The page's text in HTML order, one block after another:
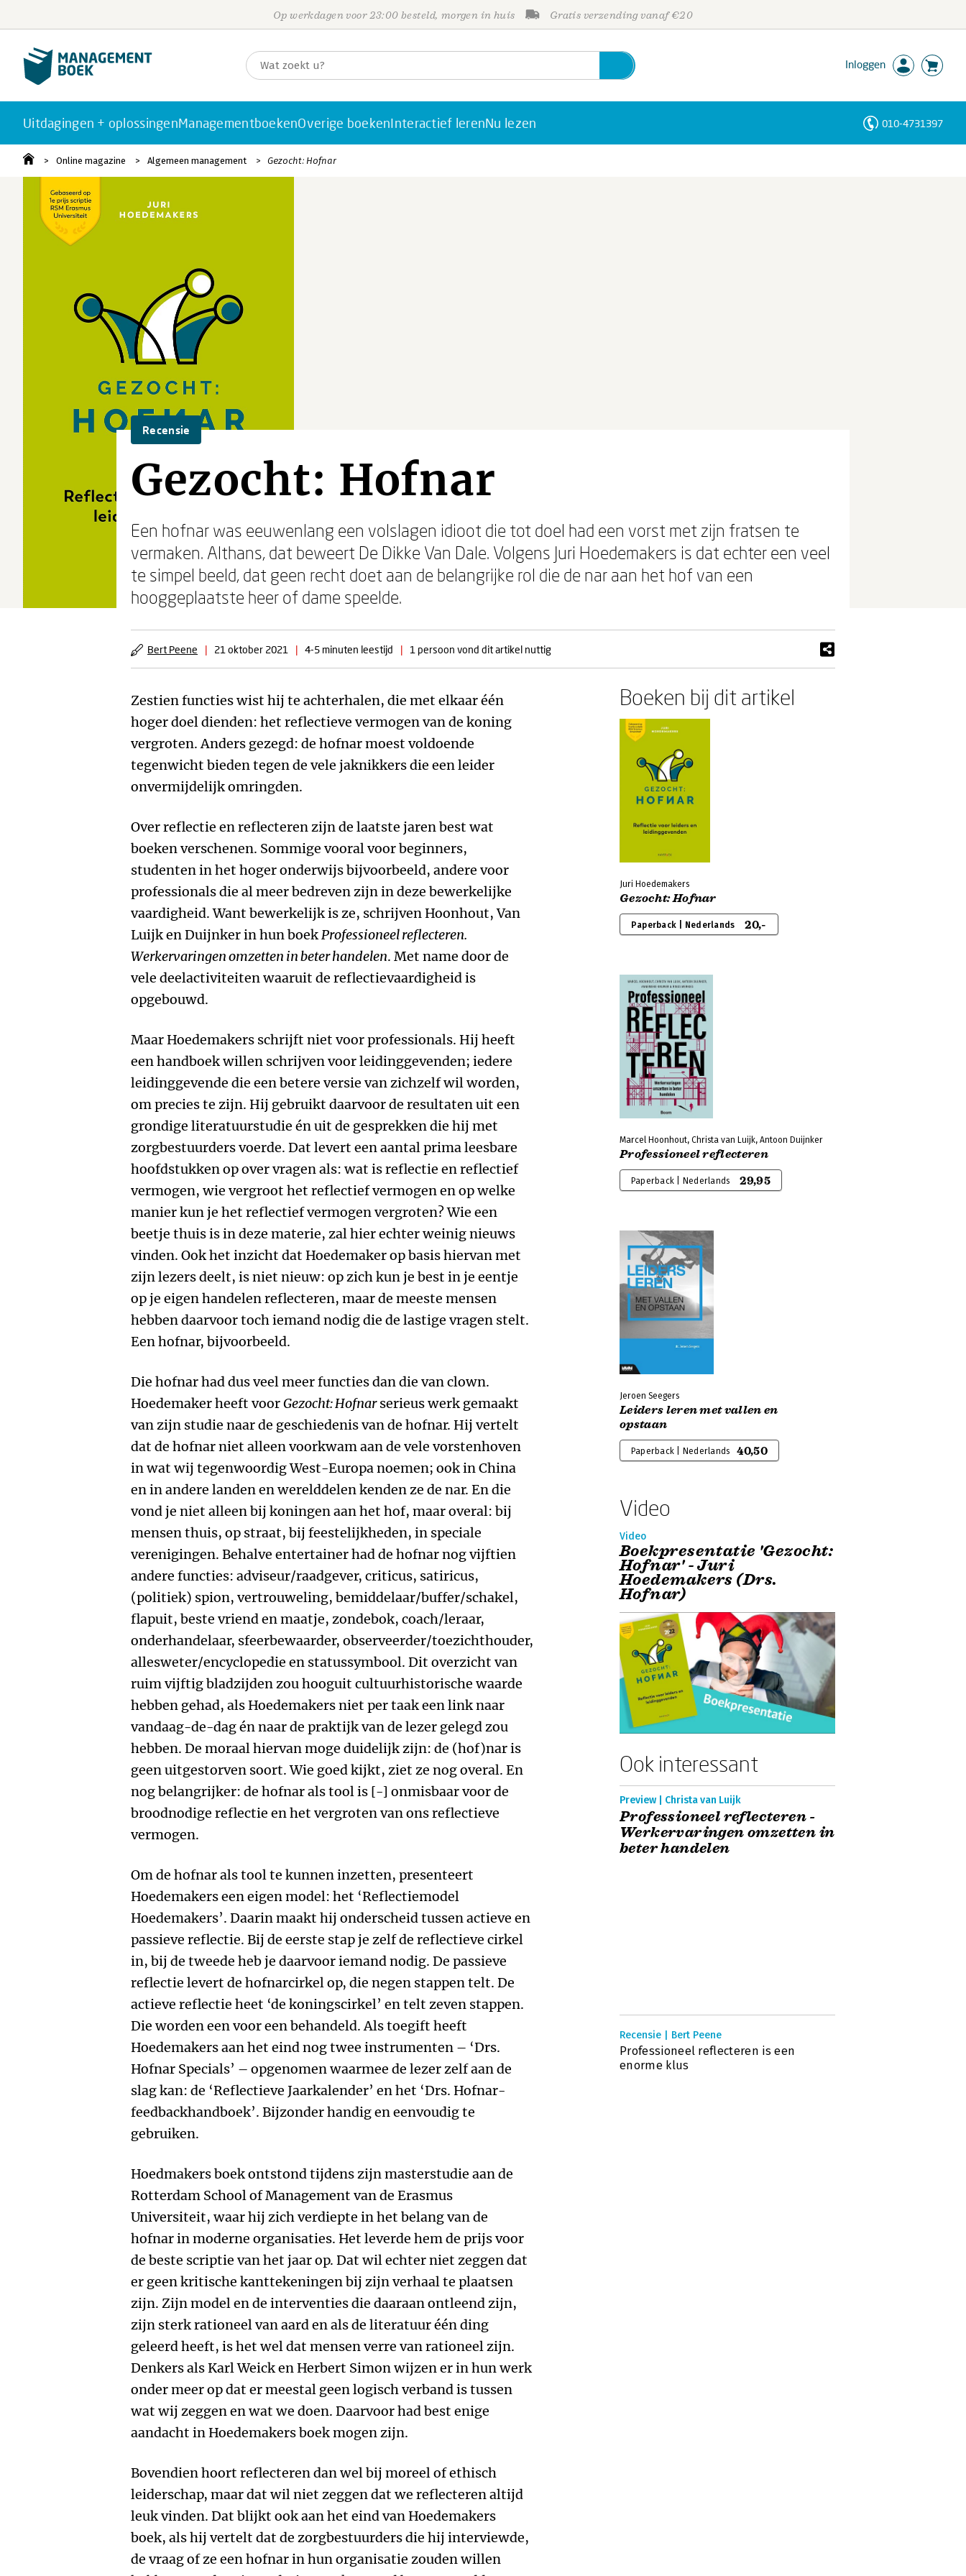
Op werkdagen voor 23:00 besteld, morgen in huis Gratis verzending vanaf €20
Inloggen
Uitdagingen + oplossingenManagementboekenOverige boekenInteractief lerenNu lezen 010-4731397
Online magazine Algemeen management Gezocht: Hofnar
Recensie
Gezocht: Hofnar
Een hofnar was eeuwenlang een volslagen idioot die tot doel had een vorst met zijn fratsen te
vermaken. Althans, dat beweert De Dikke Van Dale. Volgens Juri Hoedemakers is dat echter een veel
te simpel beeld, dat geen recht doet aan de belangrijke rol die de nar aan het hof van een
hooggeplaatste heer of dame speelde.
Bert Peene | 21 oktober 2021 | 4-5 minuten leestijd | 1 persoon vond dit artikel nuttig
Zestien functies wist hij te achterhalen, die met elkaar één
hoger doel dienden: het reflectieve vermogen van de koning
vergroten. Anders gezegd: de hofnar moest voldoende
tegenwicht bieden tegen de vele jaknikkers die een leider
onvermijdelijk omringden.
Over reflectie en reflecteren zijn de laatste jaren best wat
boeken verschenen. Sommige vooral voor beginners,
studenten in het hoger onderwijs bijvoorbeeld, andere voor
professionals die al meer bedreven zijn in deze bewerkelijke
vaardigheid. Want bewerkelijk is ze, schrijven Hoonhout, Van
Luijk en Duijnker in hun boekProfessioneel reflecteren.
Werkervaringen omzetten in beter handelen. Met name door de
vele deelactiviteiten waaruit de reflectievaardigheid is
opgebouwd.
Maar Hoedemakers schrijft niet voor professionals. Hij heeft
een handboek willen schrijven voor leidinggevenden; iedere
leidinggevende die een betere versie van zichzelf wil worden,
om precies te zijn. Hij gebruikt daarvoor de resultaten uit een
grondige literatuurstudie én uit de gesprekken die hij met
zorgbestuurders voerde. Dat levert een aantal prima leesbare
hoofdstukken op over vragen als: wat is reflectie en reflectief
vermogen, wie vergroot het reflectief vermogen en op welke
manier kun je het reflectief vermogen vergroten? Wie een
beetje thuis is in deze materie, zal hier echter weinig nieuws
vinden. Ook het inzicht dat Hoedemaker op basis hiervan met
zijn lezers deelt, is niet nieuw: op zich kun je best in je eentje
op je eigen handelen reflecteren, maar de meeste mensen
hebben daarvoor toch iemand nodig die de lastige vragen stelt.
Een hofnar, bijvoorbeeld.
Die hofnar had dus veel meer functies dan die van clown.
Hoedemaker heeft voorGezocht: Hofnarserieus werk gemaakt
van zijn studie naar de geschiedenis van de hofnar. Hij vertelt
dat de hofnar niet alleen voorkwam aan de vele vorstenhoven
in wat wij tegenwoordig West-Europa noemen; ook in China
en in andere landen en werelddelen kenden ze de nar. En die
vond je niet alleen bij koningen aan het hof, maar overal: bij
mensen thuis, op straat, bij feestelijkheden, in speciale
verenigingen. Behalve entertainer had de hofnar nog vijftien
andere functies: adviseur/raadgever, criticus, satiricus,
(politiek) spion, vertrouweling, bemiddelaar/buffer/schakel,
flapuit, beste vriend en maatje, zondebok, coach/leraar,
onderhandelaar, sfeerbewaarder, observeerder/toezichthouder,
allesweter/encyclopedie en statussymbool. Dit overzicht van
ruim vijftig bladzijden zou hooguit cultuurhistorische waarde
hebben gehad, als Hoedemakers niet per taak een link naar
vandaag-de-dag én naar de praktijk van de lezer gelegd zou
hebben. De moraal hiervan moge duidelijk zijn: de (hof)nar is
geen uitgestorven soort. Wie goed kijkt, ziet ze nog overal. En
nog belangrijker: de hofnar als tool is [-] onmisbaar voor de
broodnodige reflectie en het vergroten van ons reflectieve
vermogen.
Om de hofnar als tool te kunnen inzetten, presenteert
Hoedemakers een eigen model: het ‘Reflectiemodel
Hoedemakers’. Daarin maakt hij onderscheid tussen actieve en
passieve reflectie. Bij de eerste stap je zelf de reflectieve cirkel
in, bij de tweede heb je daarvoor iemand nodig. De passieve
reflectie levert de hofnarcirkel op, die negen stappen telt. De
actieve reflectie heet ‘de koningscirkel’ en telt zeven stappen.
Die worden een voor een behandeld. Als toegift heeft
Hoedemakers aan het eind nog twee instrumenten – ‘Drs.
Hofnar Specials’ – opgenomen waarmee de lezer zelf aan de
slag kan: de ‘Reflectieve Jaarkalender’ en het ‘Drs. Hofnar-
feedbackhandboek’. Bijzonder handig en eenvoudig te
gebruiken.
Hoedmakers boek ontstond tijdens zijn masterstudie aan de
Rotterdam School of Management van de Erasmus
Universiteit, waar hij zich verdiepte in het belang van de
hofnar in moderne organisaties. Het leverde hem de prijs voor
de beste scriptie van het jaar op. Dat wil echter niet zeggen dat
er geen kritische kanttekeningen bij zijn verhaal te plaatsen
zijn. Zijn model en de interventies die daaraan ontleend zijn,
zijn sterk rationeel van aard en als de literatuur één ding
geleerd heeft, is het wel dat mensen verre van rationeel zijn.
Denkers als Karl Weick en Herbert Simon wijzen er in hun werk
onder meer op dat er meestal geen logisch verband is tussen
wat wij zeggen en wat we doen. Daarvoor had best enige
aandacht in Hoedemakers boek mogen zijn.
Bovendien hoort reflecteren dan wel bij moreel of ethisch
leiderschap, maar dat wil niet zeggen dat we reflecteren altijd
leuk vinden. Dat blijkt ook aan het eind van Hoedemakers
boek, als hij vertelt dat de zorgbestuurders die hij interviewde,
de vraag of ze een hofnar in hun organisatie zouden willen
Boeken bij dit artikel
Juri Hoedemakers
Gezocht: Hofnar
Paperback | Nederlands 20,-
Marcel Hoonhout, Christa van Luijk, Antoon Duijnker
Professioneel reflecteren
Paperback | Nederlands 29,95
Jeroen Seegers
Leiders leren met vallen en
opstaan
Paperback | Nederlands 40,50
Video
Video
Boekpresentatie 'Gezocht:
Hofnar' - Juri
Hoedemakers (Drs.
Hofnar)
Ook interessant
Preview | Christa van Luijk
Professioneel reflecteren -
Werkervaringen omzetten in
beter handelen
Recensie | Bert Peene
Professioneel reflecteren is een
enorme klus
Personen